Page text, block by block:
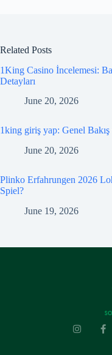
Related Posts
1King Casino İncelemesi:
Detayları
June 20, 2026
1king giriş yap: Genel Bakış
June 20, 2026
Plinko Erfahrungen 2026
Spiel?
June 19, 2026